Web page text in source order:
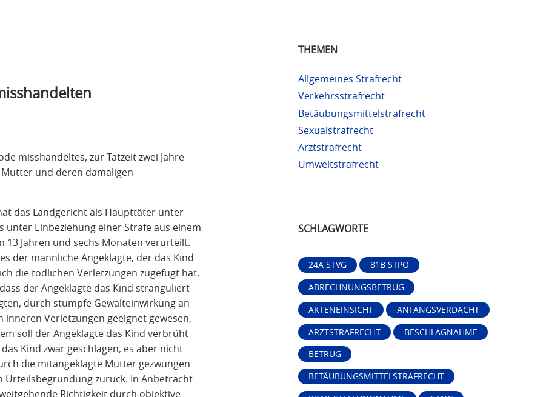
misshandeltes, zur Tatzeit zwei Jahre
und deren damaligen
das Landgericht als Haupttäter unter
Einbeziehung einer Strafe aus einem
Jahren und sechs Monaten verurteilt.
der männliche Angeklagte, der das Kind
die tödlichen Verletzungen zugefügt hat.
der Angeklagte das Kind stranguliert
durch stumpfe Gewalteinwirkung an
Verletzungen geeignet gewesen,
soll der Angeklagte das Kind verbrüht
Kind zwar geschlagen, es aber nicht
die mitangeklagte Mutter gezwungen
zurück. In Anbetracht
Richtigkeit durch objektive
THEMEN
Allgemeines Strafrecht
Verkehrsstrafrecht
Betäubungsmittelstrafrecht
Sexualstrafrecht
Arztstrafrecht
Umweltstrafrecht
SCHLAGWORTE
24A STVG
81B STPO
ABRECHNUNGSBETRUG
AKTENEINSICHT
ANFANGSVERDACHT
ARZTSTRAFRECHT
BESCHLAGNAHME
BETRUG
BETÄUBUNGSMITTELSTRAFRECHT